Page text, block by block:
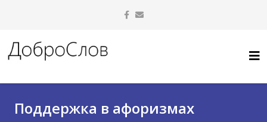
Поддержка в афоризмах